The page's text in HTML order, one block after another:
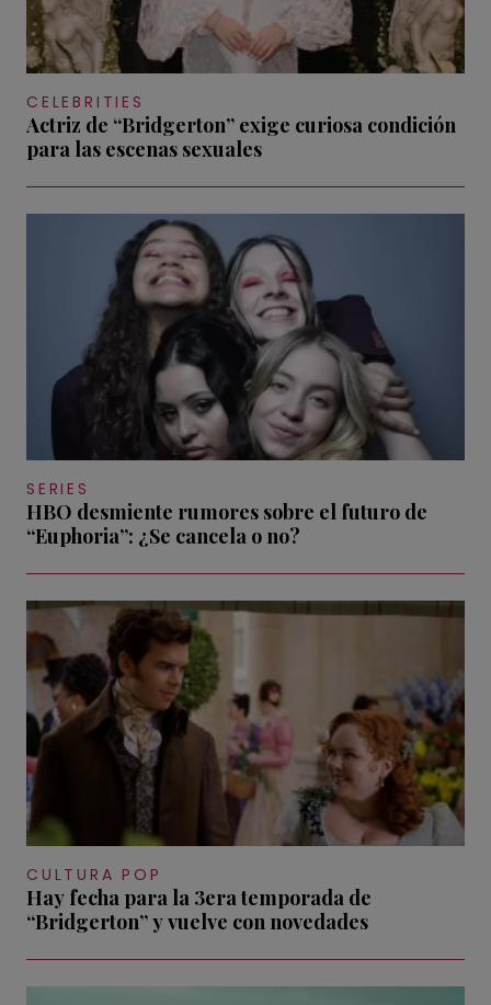
CELEBRITIES
Actriz de “Bridgerton” exige curiosa condición
para las escenas sexuales
SERIES
HBO desmiente rumores sobre el futuro de
“Euphoria”: ¿Se cancela o no?
CULTURA POP
Hay fecha para la 3era temporada de
“Bridgerton” y vuelve con novedades